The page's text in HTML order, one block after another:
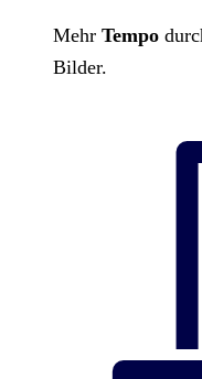
Mehr Tempo
Bilder.